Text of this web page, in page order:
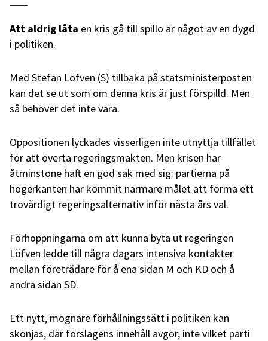
Att aldrig låta en kris gå till spillo är något av en dygd
i politiken.
Med Stefan Löfven (S) tillbaka på statsministerposten
kan det se ut som om denna kris är just förspilld. Men
så behöver det inte vara.
Oppositionen lyckades visserligen inte utnyttja tillfället
för att överta regeringsmakten. Men krisen har
åtminstone haft en god sak med sig: partierna på
högerkanten har kommit närmare målet att forma ett
trovärdigt regeringsalternativ inför nästa års val.
Förhoppningarna om att kunna byta ut regeringen
Löfven ledde till några dagars intensiva kontakter
mellan företrädare för å ena sidan M och KD och å
andra sidan SD.
Ett nytt, mognare förhållningssätt i politiken kan
skönjas, där förslagens innehåll avgör, inte vilket parti